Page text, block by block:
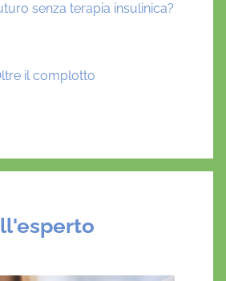
senza terapia insulinica?
il complotto